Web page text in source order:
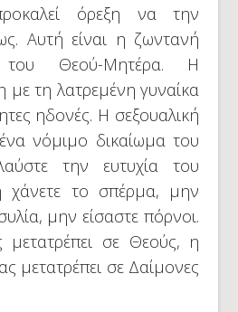
όρεξη να την
Αυτή είναι η ζωντανή
του Θεού-Μητέρα. Η
με τη λατρεμένη γυναίκα
ηδονές. Η σεξουαλική
νόμιμο δικαίωμα του
την ευτυχία του
το σπέρμα, μην
μην είσαστε πόρνοι.
σε Θεούς, η
μετατρέπει σε Δαίμονες